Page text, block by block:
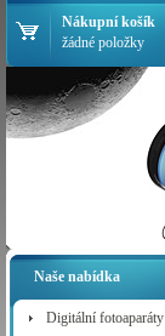
Naše nabídka
Digitální fotoaparáty
Nákupní košík
žádné položky